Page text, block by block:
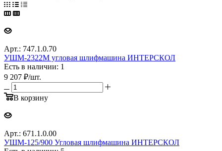
Арт.: 747.1.0.70
УШМ-2322М угловая шлифмашина ИНТЕРСКОЛ
Есть в наличии: 1
9 207 ₽/шт.
В корзину
Арт.: 671.1.0.00
УШМ-125/900 Угловая шлифмашина ИНТЕРСКОЛ